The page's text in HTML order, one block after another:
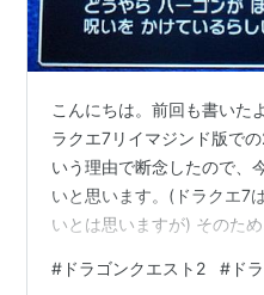
こんにちは。前回も書いた
ラクエ7リイマジンド版で
いう理由で断念したので、
いと思います。(ドラクエ7
いとは思いますが) そのた
今回書くのは、ドラクエ2
# ドラゴンクエスト2 # ド